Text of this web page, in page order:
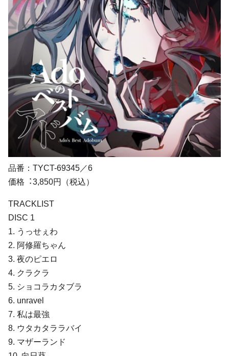
品番：TYCT-69345／6
価格︓3,850円（税込）
TRACKLIST
DISC 1
1. うっせぇわ
2. 阿修羅ちゃん
3. 夜のピエロ
4. クラクラ
5. ショコラカタブラ
6. unravel
7. 私は最強
8. ウタカタララバイ
9. マザーランド